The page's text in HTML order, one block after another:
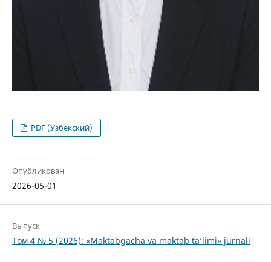
PDF (Узбекский)
Опубликован
2026-05-01
Выпуск
Том 4 № 5 (2026): «Maktabgacha va maktab ta’limi» jurnali